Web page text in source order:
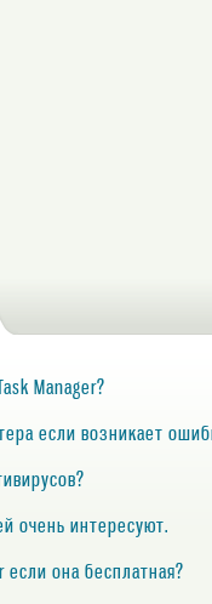
Manager?
если возникает
очень интересуют.
она бесплатная?